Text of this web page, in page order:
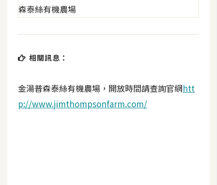
相關訊息：
金湯普森泰絲有機農場，開放時間請查詢官網htt
p://www.jimthompsonfarm.com/